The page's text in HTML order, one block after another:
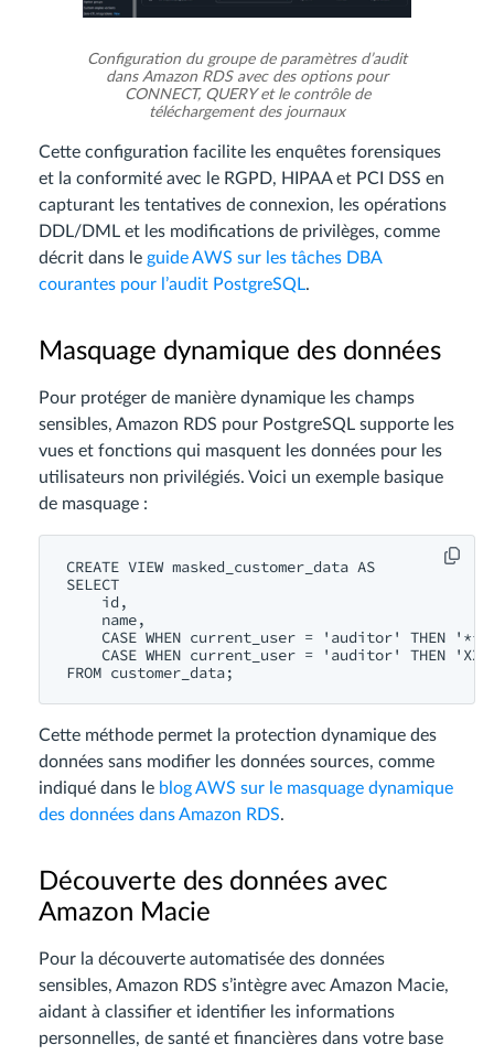
Configuration du groupe de paramètres d’audit
dans Amazon RDS avec des options pour
CONNECT, QUERY et le contrôle de
téléchargement des journaux
Cette configuration facilite les enquêtes forensiques
et la conformité avec le RGPD, HIPAA et PCI DSS en
capturant les tentatives de connexion, les opérations
DDL/DML et les modifications de privilèges, comme
décrit dans le guide AWS sur les tâches DBA
courantes pour l’audit PostgreSQL.
Masquage dynamique des données
Pour protéger de manière dynamique les champs
sensibles, Amazon RDS pour PostgreSQL supporte les
vues et fonctions qui masquent les données pour les
utilisateurs non privilégiés. Voici un exemple basique
de masquage :
CREATE VIEW masked_customer_data AS
SELECT
id ,
name,
CASE WHEN current_user = 'auditor' THEN
CASE WHEN current_user = 'auditor' THEN
FROM
Cette méthode permet la protection dynamique des
données sans modifier les données sources, comme
indiqué dans le blog AWS sur le masquage dynamique
des données dans Amazon RDS.
Découverte des données avec
Amazon Macie
Pour la découverte automatisée des données
sensibles, Amazon RDS s’intègre avec Amazon Macie,
aidant à classifier et identifier les informations
personnelles, de santé et financières dans votre base